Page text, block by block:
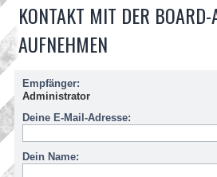
KONTAKT MIT DER
AUFNEHMEN
Empfänger:
Administrator
Deine E-Mail-Adresse:
Dein Name: